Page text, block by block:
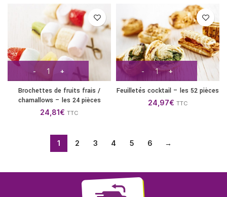
Brochettes de fruits frais /
chamallows – les 24 pièces
24,81€ TTC
Feuilletés cocktail – les 52 pièces
24,97€ TTC
1 2 3 4 5 6 →